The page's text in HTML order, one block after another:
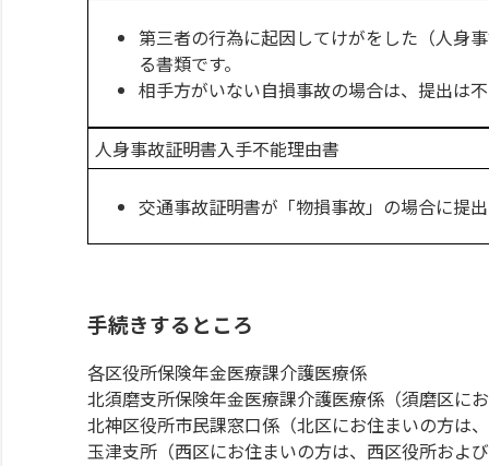
第三者の行為に起因してけがをした（人身
る書類です。
相手方がいない自損事故の場合は、提出は
人身事故証明書入手不能理由書
交通事故証明書が「物損事故」の場合に提
手続きするところ
各区役所保険年金医療課介護医療係
北須磨支所保険年金医療課介護医療係（須磨区に
北神区役所市民課窓口係（北区にお住まいの方は
玉津支所（西区にお住まいの方は、西区役所およ